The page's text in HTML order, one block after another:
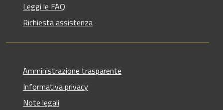
Leggi le FAQ
Richiesta assistenza
Amministrazione trasparente
Informativa privacy
Note legali